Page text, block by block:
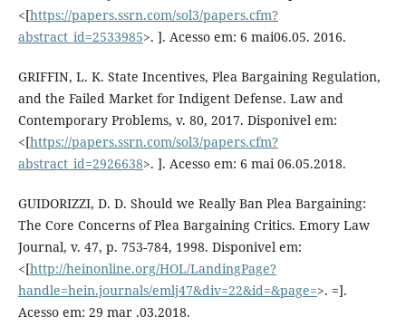
<[https://papers.ssrn.com/sol3/papers.cfm?
abstract_id=2533985>. ]. Acesso em: 6 mai06.05. 2016.
GRIFFIN, L. K. State Incentives, Plea Bargaining Regulation,
and the Failed Market for Indigent Defense. Law and
Contemporary Problems, v. 80, 2017. Disponivel em:
<[https://papers.ssrn.com/sol3/papers.cfm?
abstract_id=2926638>. ]. Acesso em: 6 mai 06.05.2018.
GUIDORIZZI, D. D. Should we Really Ban Plea Bargaining:
The Core Concerns of Plea Bargaining Critics. Emory Law
Journal, v. 47, p. 753-784, 1998. Disponivel em:
<[http://heinonline.org/HOL/LandingPage?
handle=hein.journals/emlj47&div=22&id=&page=>. =].
Acesso em: 29 mar .03.2018.